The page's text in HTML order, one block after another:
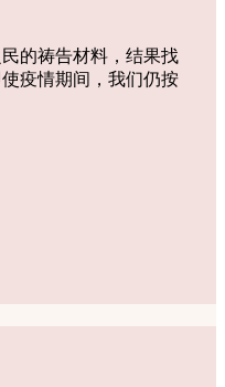
的祷告材料，结果找
疫情期间，我们仍按